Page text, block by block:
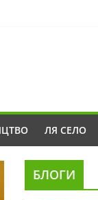
ЛЯ СЕЛО
БЛОГИ